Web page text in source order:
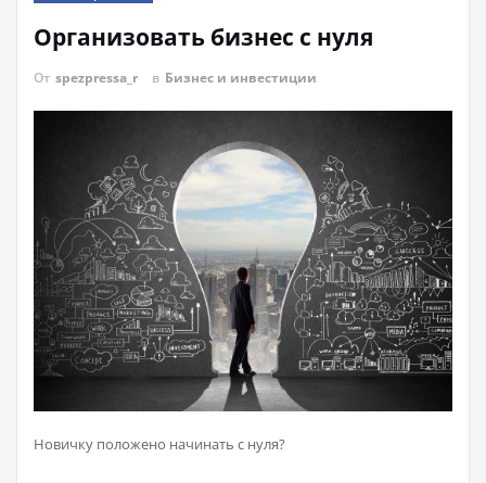
Организовать бизнес с нуля
От spezpressa_r в Бизнес и инвестиции
Новичку положено начинать с нуля?